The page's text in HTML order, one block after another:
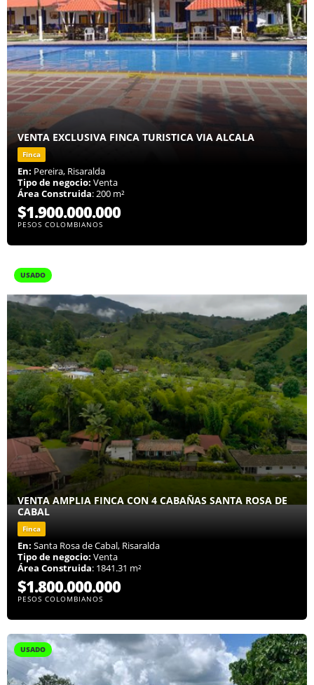
VENTA EXCLUSIVA FINCA TURISTICA VIA ALCALA
Finca
En: Pereira, Risaralda
Tipo de negocio: Venta
Área Construida: 200 m²
$1.900.000.000
PESOS COLOMBIANOS
USADO
VENTA AMPLIA FINCA CON 4 CABAÑAS SANTA ROSA DE
CABAL
Finca
En: Santa Rosa de Cabal, Risaralda
Tipo de negocio: Venta
Área Construida: 1841.31 m²
$1.800.000.000
PESOS COLOMBIANOS
USADO